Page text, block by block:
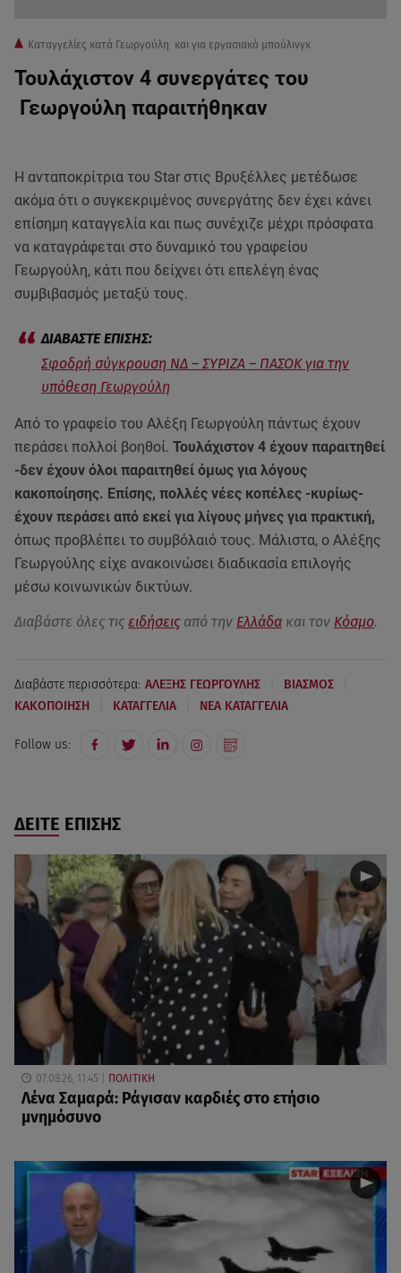
Καταγγελίες κατά Γεωργούλη και για εργασιακό μπούλινγκ
Τουλάχιστον 4 συνεργάτες του
Γεωργούλη παραιτήθηκαν
Η ανταποκρίτρια του Star στις Βρυξέλλες μετέδωσε
ακόμα ότι ο συγκεκριμένος συνεργάτης δεν έχει κάνει
επίσημη καταγγελία και πως συνέχιζε μέχρι πρόσφατα
να καταγράφεται στο δυναμικό του γραφείου
Γεωργούλη, κάτι που δείχνει ότι επελέγη ένας
συμβιβασμός μεταξύ τους.
Σφοδρή σύγκρουση ΝΔ – ΣΥΡΙΖΑ – ΠΑΣΟΚ για την
υπόθεση Γεωργούλη
Από το γραφείο του Αλέξη Γεωργούλη πάντως έχουν
περάσει πολλοί βοηθοί. Τουλάχιστον 4 έχουν παραιτηθεί
-δεν έχουν όλοι παραιτηθεί όμως για λόγους
κακοποίησης. Επίσης, πολλές νέες κοπέλες -κυρίως-
έχουν περάσει από εκεί για λίγους μήνες για πρακτική,
όπως προβλέπει το συμβόλαιό τους. Μάλιστα, ο Αλέξης
Γεωργούλης είχε ανακοινώσει διαδικασία επιλογής
μέσω κοινωνικών δικτύων.
Διαβάστε όλες τις ειδήσεις από την Ελλάδα και τον Κόσμο.
Διαβάστε περισσότερα: ΑΛΕΞΗΣ ΓΕΩΡΓΟΥΛΗΣ ΒΙΑΣΜΟΣ
ΚΑΚΟΠΟΙΗΣΗ ΚΑΤΑΓΓΕΛΙΑ ΝΕΑ ΚΑΤΑΓΓΕΛΙΑ
Follow us:
ΔΕΙΤΕ ΕΠΙΣΗΣ
07.08.26, 11:45 ΠΟΛΙΤΙΚΗ
Λένα Σαμαρά: Ράγισαν καρδιές στο ετήσιο
μνημόσυνο